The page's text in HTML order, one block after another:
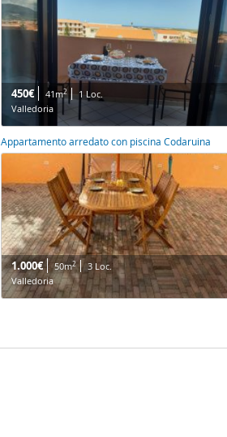
450€ 41m2
1 Loc.
Valledoria
Appartamento arredato con piscina Codaruina
1.000€ 50m2
3 Loc.
Valledoria